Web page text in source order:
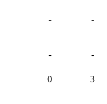
- -
- -
0
3